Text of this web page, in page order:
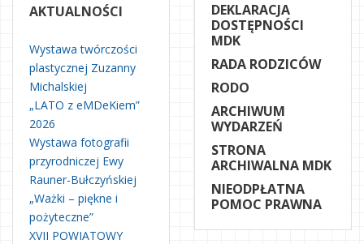
AKTUALNOŚCI
Wystawa twórczości
plastycznej Zuzanny
Michalskiej
„LATO z eMDeKiem”
2026
Wystawa fotografii
przyrodniczej Ewy
Rauner-Bułczyńskiej
„Ważki – piękne i
pożyteczne”
XVII POWIATOWY
DEKLARACJA
DOSTĘPNOŚCI
MDK
RADA RODZICÓW
RODO
ARCHIWUM
WYDARZEŃ
STRONA
ARCHIWALNA MDK
NIEODPŁATNA
POMOC PRAWNA